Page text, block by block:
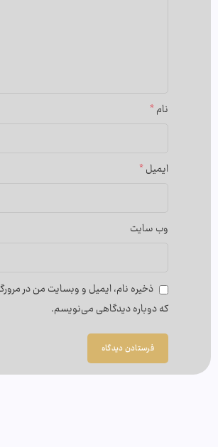
نام*
ایمیل*
وب‌ سایت
ذخیره نام، ایمیل و وبسایت من در
که دوباره دیدگاهی می‌نویسم.